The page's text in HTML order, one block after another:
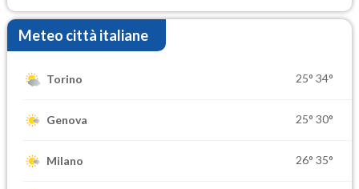
Meteo città italiane
Torino 25° 34°
Genova 25° 30°
Milano 26° 35°